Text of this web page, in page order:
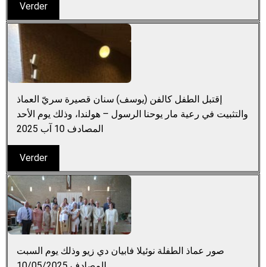
Verder
إقتبل الطفل كالفن (يوسف) سنان قصيرة سريّ العماذ
والتثبيت في رعية مار يوحنا الرسول – هولندا، وذلك يوم الأحد
المصادف 10 آب 2025
Verder
صور عماذ الطفلة نوئيلا فابيان دي زيو وذلك يوم السبت